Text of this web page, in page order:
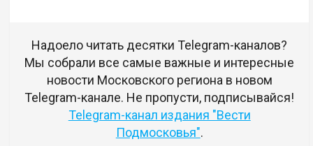
Надоело читать десятки Telegram-каналов?
Мы собрали все самые важные и интересные
новости Московского региона в новом
Telegram-канале. Не пропусти, подписывайся!
Telegram-канал издания "Вести
Подмосковья".